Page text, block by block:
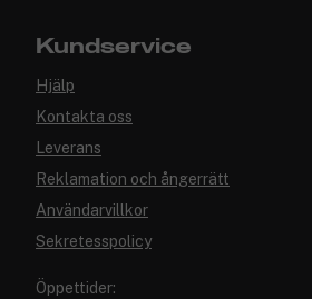
Kundservice
Hjälp
Kontakta oss
Leverans
Reklamation och ångerrätt
Användarvillkor
Sekretesspolicy
Öppettider: